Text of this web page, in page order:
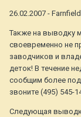
26.02.2007 -
Также на выводку
своевременно не
заводчиков и
деток! В течение
сообщим более
звоните (495) 545-
Следующая